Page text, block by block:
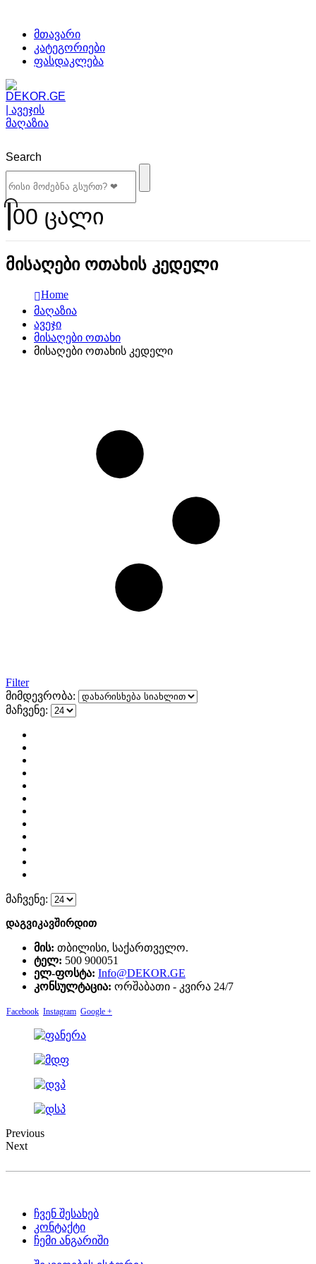
მთავარი
კატეგორიები
ფასდაკლება
Search
00 ცალი
მისაღები ოთახის კედელი
Home
მაღაზია
ავეჯი
მისაღები ოთახი
მისაღები ოთახის კედელი
Filter
მიმდევრობა:
მაჩვენე:
მაჩვენე:
დაგვიკავშირდით
მის: თბილისი, საქართველო.
ტელ: 500 900051
ელ-ფოსტა: Info@DEKOR.GE
კონსულტაცია: ორშაბათი - კვირა 24/7
Facebook Instagram Google +
Previous
Next
ჩვენ შესახებ
კონტაქტი
ჩემი ანგარიში